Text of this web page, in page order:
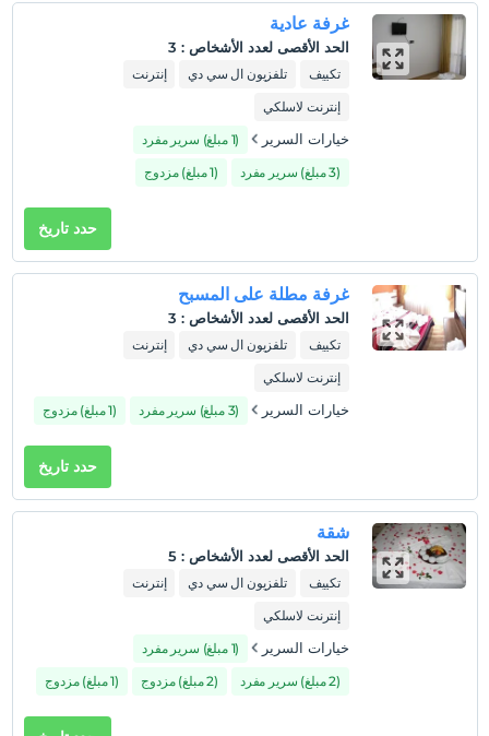
واحد إلى الأماكن التاريخية والسياحية مثل باموكالي ، الحديقة الوطنية
، أفسس ، مريم العذراء ، شيرينس ، كهف زيوس.
سياسات الفندق
تسجيل الوصول
التدخين
ممنوع التدخين في الغرفة
طفل (أطفال)
الأطفال الرضع حتى سن 2 مجانيون.
غرفة عادية
الحد الأقصى لعدد الأشخاص :
3
تكييف تلفزيون ال سي دي
إنترنت
إنترنت لاسلكي
خيارات السرير
(1 مبلغ) سرير مفرد
(3 مبلغ) سرير مفرد
(1 مبلغ) مزدوج
حدد تاريخ
غرفة مطلة على المسبح
الحد الأقصى لعدد الأشخاص :
3
تكييف تلفزيون ال سي دي
إنترنت
إنترنت لاسلكي
خيارات السرير (3 مبلغ) سرير مفرد (1 مبلغ) مزدوج
حدد تاريخ
شقة
الحد الأقصى لعدد الأشخاص :
5
تكييف تلفزيون ال سي دي
إنترنت
إنترنت لاسلكي
خيارات السرير
(1 مبلغ) سرير مفرد
(2 مبلغ) سرير مفرد
(2 مبلغ) مزدوج (1 مبلغ) مزدوج